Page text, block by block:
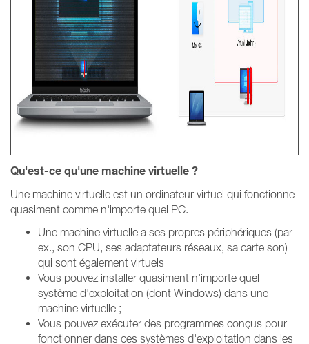
Qu'est-ce qu'une machine virtuelle ?
Une machine virtuelle est un ordinateur virtuel qui fonctionne
quasiment comme n'importe quel PC.
Une machine virtuelle a ses propres périphériques (par
ex., son CPU, ses adaptateurs réseaux, sa carte son)
qui sont également virtuels
Vous pouvez installer quasiment n'importe quel
système d'exploitation (dont Windows) dans une
machine virtuelle ;
Vous pouvez exécuter des programmes conçus pour
fonctionner dans ces systèmes d'exploitation dans les